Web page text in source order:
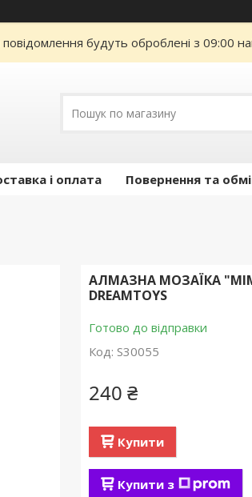
будуть оброблені з 09:00
і оплата Повернення та
АЛМАЗНА МОЗАЇКА
DREAMTOYS
Готово до відправки
Код: S30055
240 ₴
Купити
Купити з